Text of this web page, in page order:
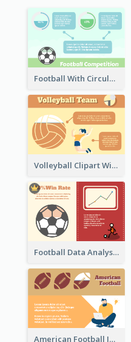
Football With Circular Chart
Volleyball Clipart With Details
Football Data Analysis
American Football Information